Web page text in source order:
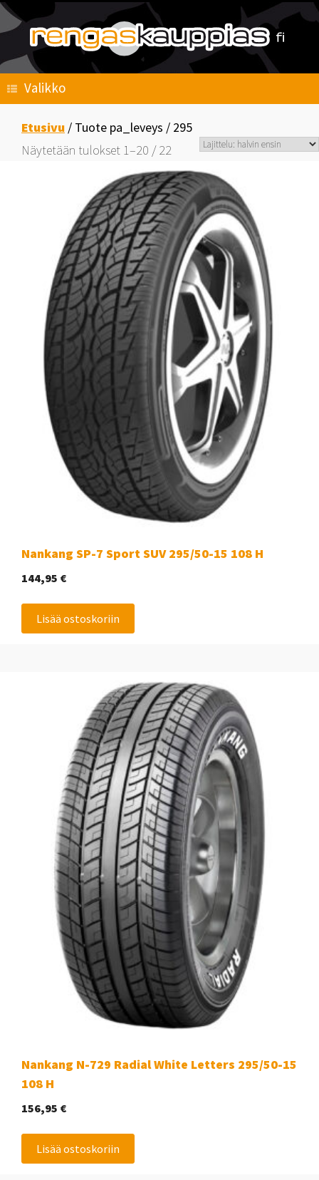
Skip
content
Valikko
Etusivu / Tuote pa_leveys / 295
Näytetään tulokset 1–20 / 22 Halvin
ensin
Nankang SP-7 Sport SUV 295/50-15 108 H
144,95 €
Lisää ostoskoriin
Nankang N-729 Radial White Letters 295/50-15
108 H
156,95 €
Lisää ostoskoriin